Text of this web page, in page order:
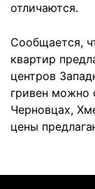
отличаются.
Сообщается,
квартир
центров
гривен можно
Черновцах,
цены